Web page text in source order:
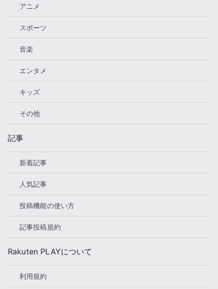
アニメ
スポーツ
音楽
エンタメ
キッズ
その他
記事
新着記事
人気記事
投稿機能の使い方
記事投稿規約
Rakuten PLAYについて
利用規約